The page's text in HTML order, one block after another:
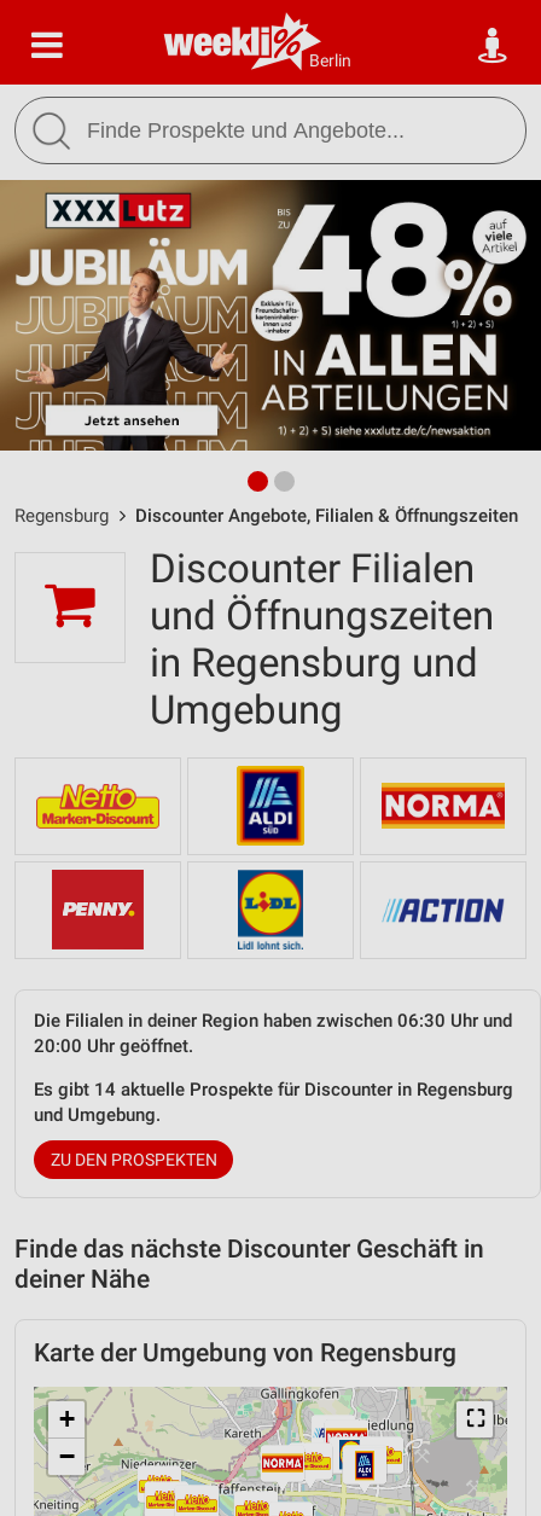
Berlin
Regensburg Discounter Angebote, Filialen & Öffnungszeiten
Discounter Filialen
und Öffnungszeiten
in Regensburg und
Umgebung
Die Filialen in deiner Region haben zwischen 06:30 Uhr und
20:00 Uhr geöffnet.
Es gibt 14 aktuelle Prospekte für Discounter in Regensburg
und Umgebung.
ZU DEN PROSPEKTEN
Finde das nächste Discounter Geschäft in
deiner Nähe
Karte der Umgebung von Regensburg
⛶
+
−